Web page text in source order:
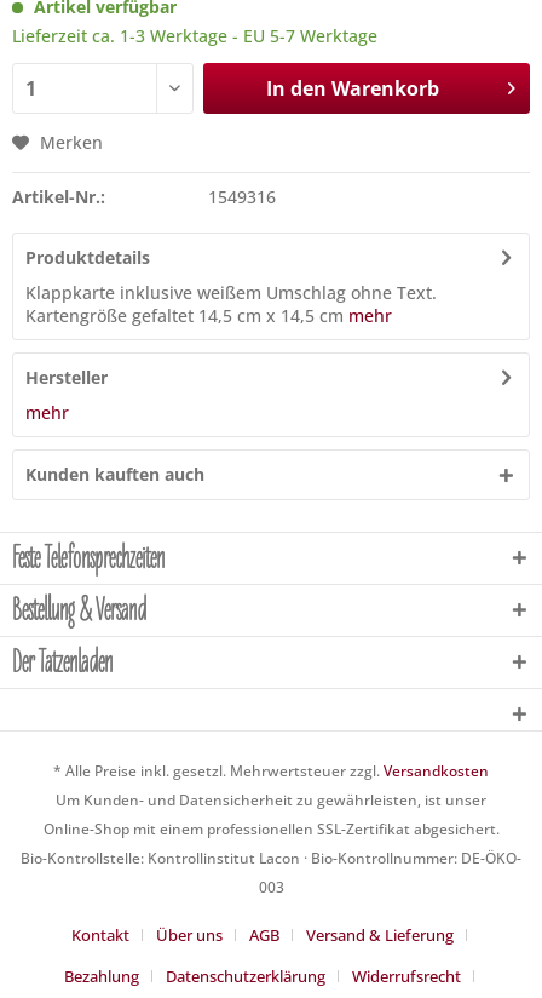
Artikel verfügbar
Lieferzeit ca. 1-3 Werktage - EU 5-7 Werktage
In den Warenkorb
Merken
Artikel-Nr.: 1549316
Produktdetails
Klappkarte inklusive weißem Umschlag ohne Text.
Kartengröße gefaltet 14,5 cm x 14,5 cm mehr
Hersteller
mehr
Kunden kauften auch
Feste Telefonsprechzeiten
Bestellung & Versand
Der Tatzenladen
* Alle Preise inkl. gesetzl. Mehrwertsteuer zzgl.Versandkosten
Um Kunden- und Datensicherheit zu gewährleisten, ist unser
Online-Shop mit einem professionellen SSL-Zertifikat abgesichert.
Bio-Kontrollstelle: Kontrollinstitut Lacon · Bio-Kontrollnummer: DE-ÖKO-
003
Kontakt Über uns AGB
Versand & Lieferung
Bezahlung
Datenschutzerklärung Widerrufsrecht